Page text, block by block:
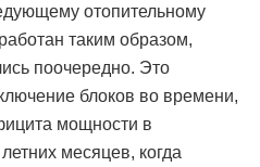
отопительному
таким образом,
поочередно. Это
блоков во времени,
мощности в
месяцев, когда